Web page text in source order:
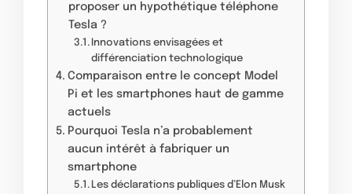
proposer un hypothétique téléphone
Tesla ?
Innovations envisagées et
différenciation technologique
Comparaison entre le concept Model
Pi et les smartphones haut de gamme
actuels
Pourquoi Tesla n’a probablement
aucun intérêt à fabriquer un
smartphone
Les déclarations publiques d’Elon Musk